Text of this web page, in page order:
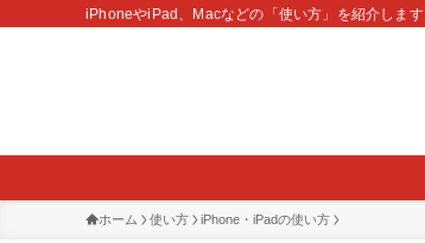
iPhoneやiPad、Macなどの「使い方」を紹介します
ホーム 使い方 iPhone・iPadの使い方